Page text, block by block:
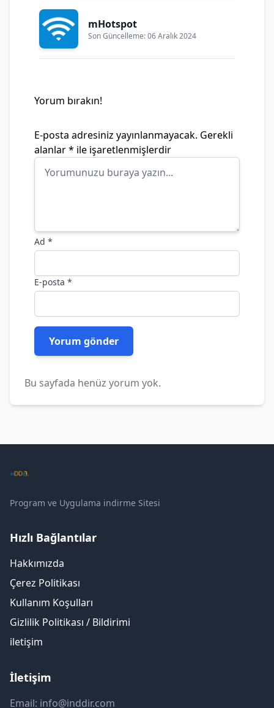
mHotspot
Son Güncelleme: 06 Aralık 2024
Yorum bırakın!
E-posta adresiniz yayınlanmayacak. Gerekli
alanlar* ile işaretlenmişlerdir
Ad *
E-posta *
Bu sayfada henüz yorum yok.
Program ve Uygulama indirme Sitesi
Hızlı Bağlantılar
Hakkımızda
Çerez Politikası
Kullanım Koşulları
Gizlilik Politikası / Bildirimi
iletişim
İletişim
Email: info@inddir.com